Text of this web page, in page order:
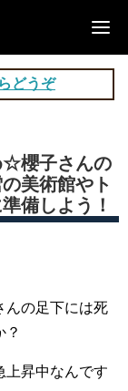
どうぞ
☆櫻子さんの
美術館やト
備しよう！
んの足下には死
？
上昇中なんです